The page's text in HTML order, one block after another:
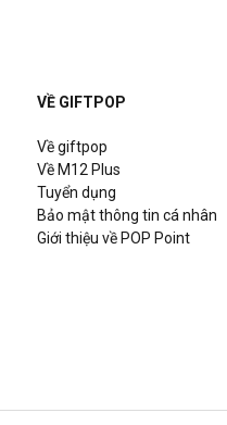
Thúy, P. Trung Hòa, Quận
Quận 2, Hồ Chí Minh
Cư Trinh, Quận 1, Hồ Chí
Phú Mỹ Vũng Tàu
VỀ GIFTPOP
Về giftpop
Về M12 Plus
Tuyển dụng
Bảo mật thông tin cá nhân
Giới thiệu về POP Point